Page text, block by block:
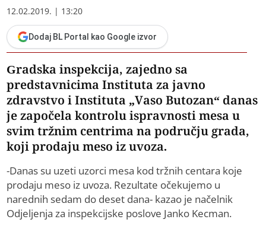
12.02.2019. | 13:20
Dodaj BL Portal kao Google izvor
Gradska inspekcija, zajedno sa
predstavnicima Instituta za javno
zdravstvo i Instituta „Vaso Butozan“ danas
je započela kontrolu ispravnosti mesa u
svim tržnim centrima na području grada,
koji prodaju meso iz uvoza.
-Danas su uzeti uzorci mesa kod tržnih centara koje
prodaju meso iz uvoza. Rezultate očekujemo u
narednih sedam do deset dana- kazao je načelnik
Odjeljenja za inspekcijske poslove Janko Kecman.